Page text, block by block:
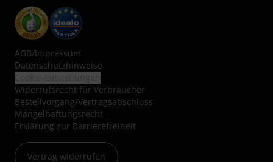
AGB/Impressum
Datenschutzhinweise
Widerrufsrecht für Verbraucher
Bestellvorgang/Vertragsabschluss
Mängelhaftungsrecht
Erklärung zur Barrierefreiheit
Vertrag widerrufen